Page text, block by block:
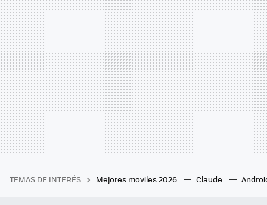
TEMAS DE INTERÉS Mejores moviles 2026 Claude